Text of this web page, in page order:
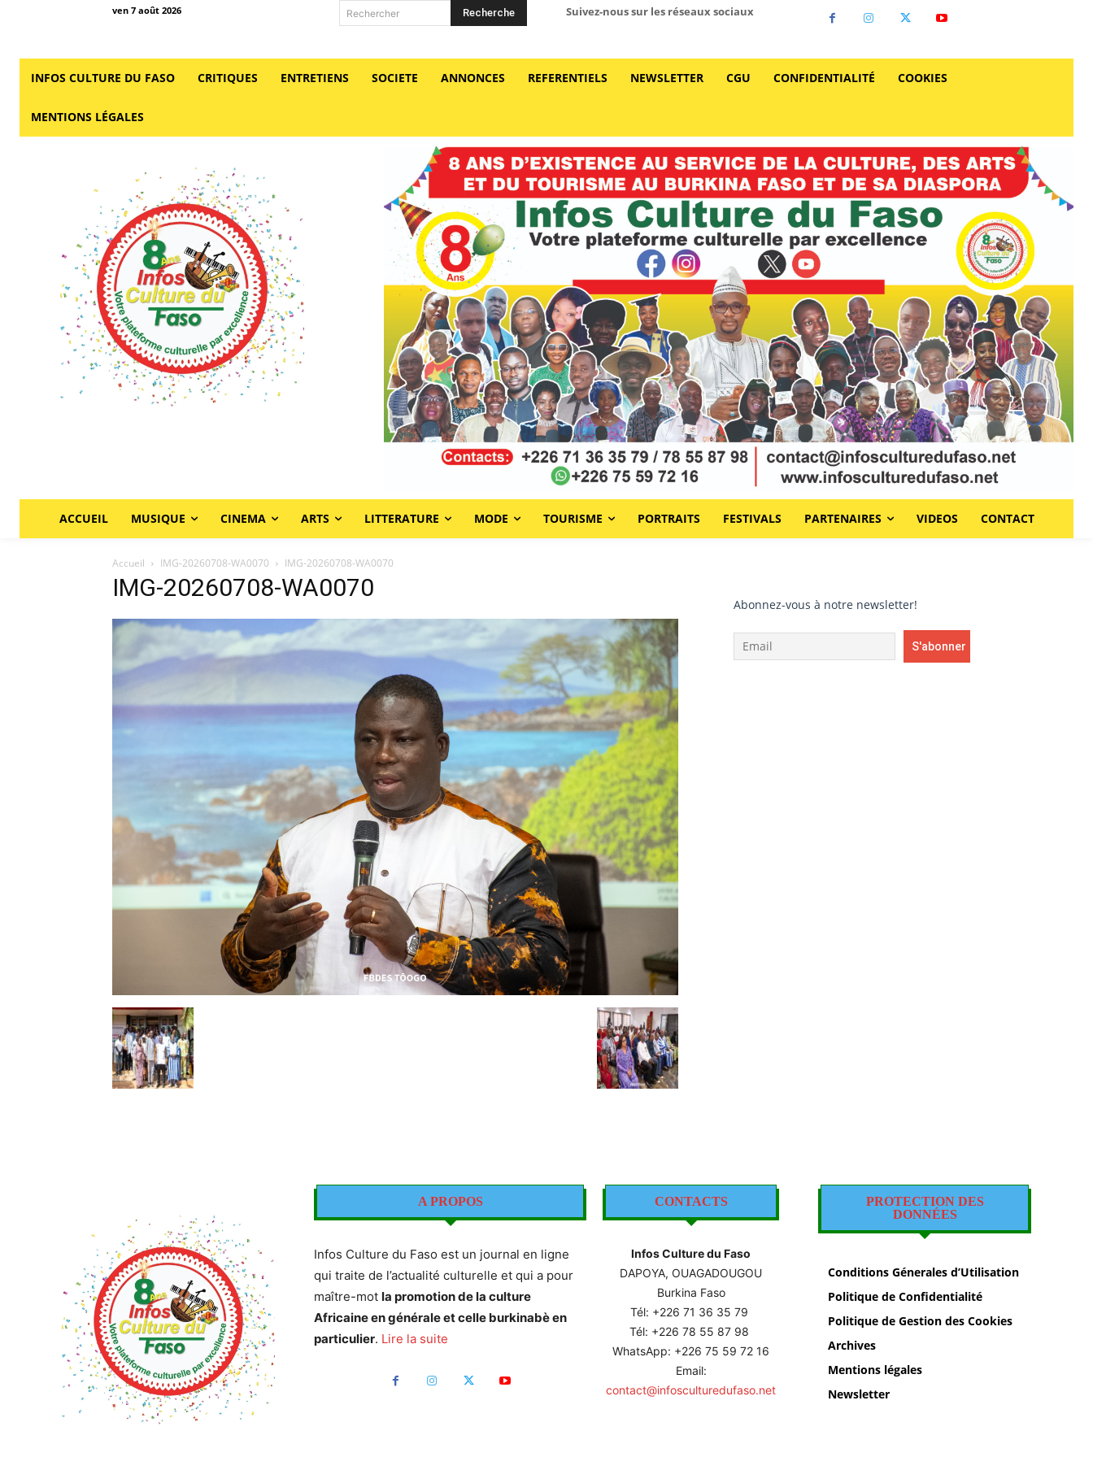
ven 7 août 2026 Rechercher Recherche Suivez-nous sur les réseaux sociaux
INFOS CULTURE DU FASO CRITIQUES ENTRETIENS SOCIETE ANNONCES REFERENTIELS NEWSLETTER CGU CONFIDENTIALITÉ COOKIES
MENTIONS LÉGALES
ACCUEIL MUSIQUE CINEMA ARTS LITTERATURE MODE TOURISME PORTRAITS FESTIVALS PARTENAIRES VIDEOS CONTACT
Accueil IMG-20260708-WA0070 IMG-20260708-WA0070
IMG-20260708-WA0070
Abonnez-vous à notre newsletter!
A PROPOS
Infos Culture du Faso est un journal en ligne
qui traite de l’actualité culturelle et qui a pour
maître-mot la promotion de la culture
Africaine en générale et celle burkinabè en
particulier. Lire la suite
CONTACTS
Infos Culture du Faso
DAPOYA, OUAGADOUGOU
Burkina Faso
Tél: +22671 36 35 79
Tél: +226 78 55 87 98
WhatsApp: +226 75 59 72 16
Email:
contact@infosculturedufaso.net
PROTECTION DES
DONNÉES
Conditions Génerales d’Utilisation
Politique de Confidentialité
Politique de Gestion des Cookies
Archives
Mentions légales
Newsletter